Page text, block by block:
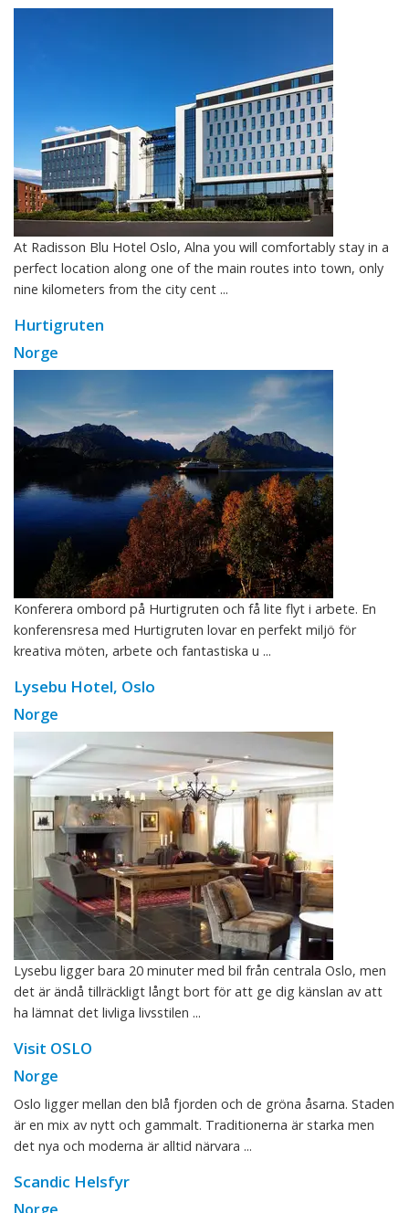
At Radisson Blu Hotel Oslo, Alna you will comfortably stay in a
perfect location along one of the main routes into town, only
nine kilometers from the city cent ...
Hurtigruten
Norge
Konferera ombord på Hurtigruten och få lite flyt i arbete. En
konferensresa med Hurtigruten lovar en perfekt miljö för
kreativa möten, arbete och fantastiska u ...
Lysebu Hotel, Oslo
Norge
Lysebu ligger bara 20 minuter med bil från centrala Oslo, men
det är ändå tillräckligt långt bort för att ge dig känslan av att
ha lämnat det livliga livsstilen ...
Visit OSLO
Norge
Oslo ligger mellan den blå fjorden och de gröna åsarna. Staden
är en mix av nytt och gammalt. Traditionerna är starka men
det nya och moderna är alltid närvara ...
Scandic Helsfyr